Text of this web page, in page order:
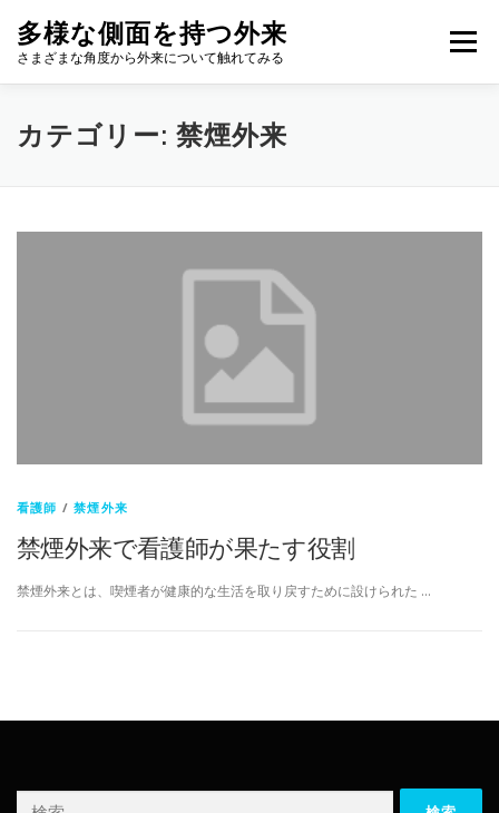
多様な側面を持つ外来
さまざまな角度から外来について触れてみる
メニュー
カテゴリー: 禁煙外来
看護師 /禁煙外来
禁煙外来で看護師が果たす役割
禁煙外来とは、喫煙者が健康的な生活を取り戻すために設けられた …